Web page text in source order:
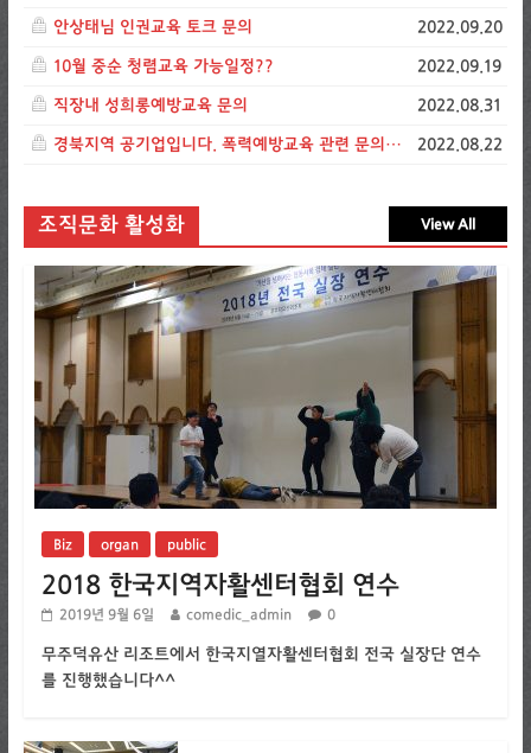
안상태님 인권교육 토크 문의 2022.09.20
10월 중순 청렴교육 가능일정?? 2022.09.19
직장내 성희롱예방교육 문의 2022.08.31
경북지역 공기업입니다. 폭력예방교육 관련 문의드립니다. 2022.08.22
조직문화 활성화 View All
Biz organ public
2018 한국지역자활센터협회 연수
2019년 9월 6일 comedic_admin 0
무주덕유산 리조트에서 한국지열자활센터협회 전국 실장단 연수
를 진행했습니다^^